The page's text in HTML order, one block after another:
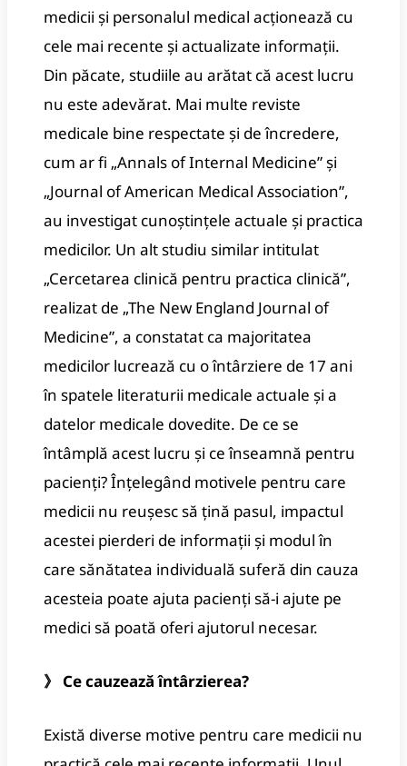
medicii și personalul medical acționează cu
cele mai recente și actualizate informații.
Din păcate, studiile au arătat că acest lucru
nu este adevărat. Mai multe reviste
medicale bine respectate și de încredere,
cum ar fi „Annals of Internal Medicine” și
„Journal of American Medical Association”,
au investigat cunoștințele actuale și practica
medicilor. Un alt studiu similar intitulat
„Cercetarea clinică pentru practica clinică”,
realizat de „The New England Journal of
Medicine”, a constatat ca majoritatea
medicilor lucrează cu o întârziere de 17 ani
în spatele literaturii medicale actuale și a
datelor medicale dovedite. De ce se
întâmplă acest lucru și ce înseamnă pentru
pacienți? Înțelegând motivele pentru care
medicii nu reușesc să țină pasul, impactul
acestei pierderi de informații și modul în
care sănătatea individuală suferă din cauza
acesteia poate ajuta pacienți să-i ajute pe
medici să poată oferi ajutorul necesar.
》 Ce cauzează întârzierea?
Există diverse motive pentru care medicii nu